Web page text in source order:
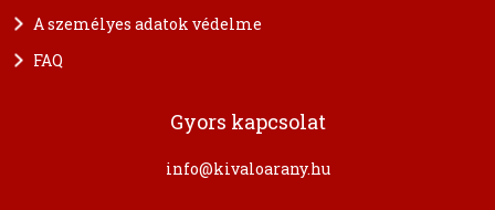
A személyes adatok védelme
FAQ
Gyors kapcsolat
info@kivaloarany.hu